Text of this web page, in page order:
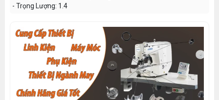
- Trọng Lượng: 1.4